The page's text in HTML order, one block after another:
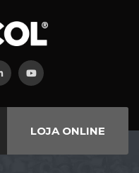
LOJA ONLINE